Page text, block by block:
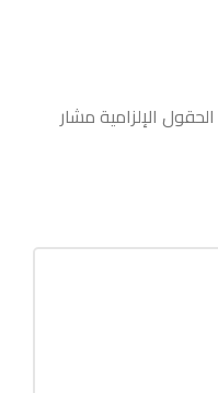
الحقول الإلزامية مشار